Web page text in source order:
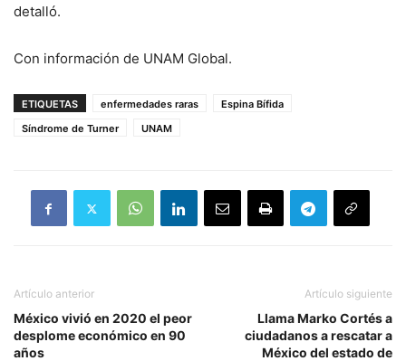
detalló.
Con información de UNAM Global.
ETIQUETAS enfermedades raras
Espina Bífida
Síndrome de Turner
UNAM
Artículo anterior
México vivió en 2020 el peor
desplome económico en 90
años
Artículo siguiente
Llama Marko Cortés a
ciudadanos a rescatar a
México del estado de